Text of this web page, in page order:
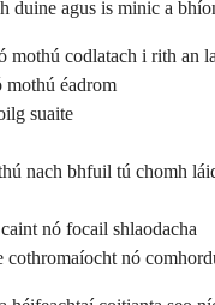
duine agus is minic a
mothú codlatach i rith an
mothú éadrom
suaite
nach bhfuil tú chomh
nó focail shlaodacha
cothromaíocht nó